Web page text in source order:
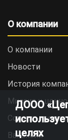
О компании
О компании
Новости
История
Миссия и
Социальная
Вакансии
ДООО
целях